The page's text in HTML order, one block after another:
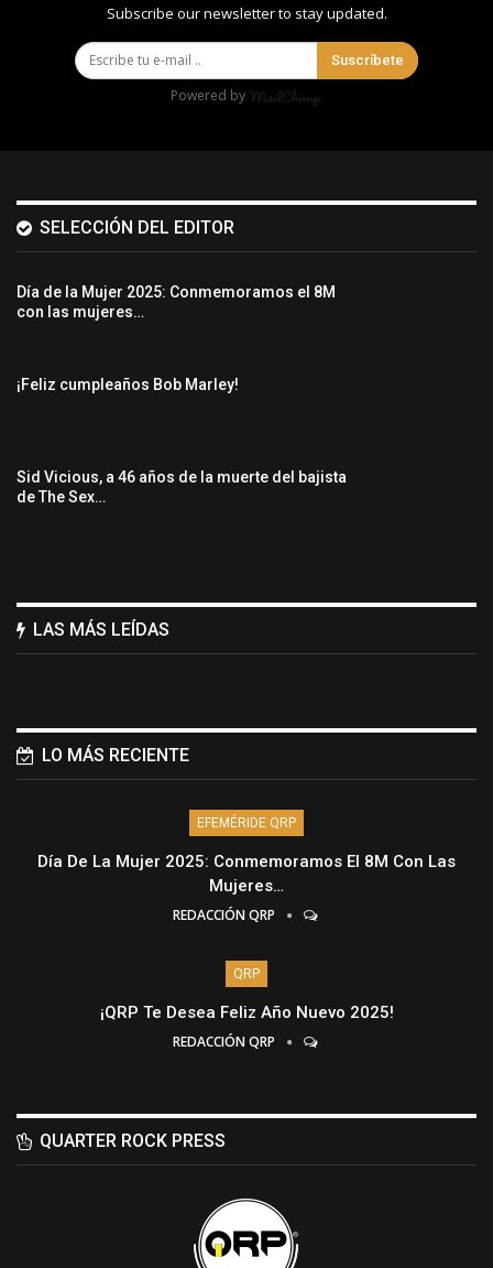
Subscribe our newsletter to stay updated.
Suscríbete
Powered by
SELECCIÓN DEL EDITOR
Día de la Mujer 2025: Conmemoramos el 8M
con las mujeres…
¡Feliz cumpleaños Bob Marley!
Sid Vicious, a 46 años de la muerte del bajista
de The Sex…
LAS MÁS LEÍDAS
LO MÁS RECIENTE
EFEMÉRIDE QRP
Día De La Mujer 2025: Conmemoramos El 8M Con Las
Mujeres…
REDACCIÓN QRP
QRP
¡QRP Te Desea Feliz Año Nuevo 2025!
REDACCIÓN QRP
QUARTER ROCK PRESS